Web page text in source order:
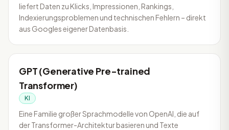
liefert Daten zu Klicks, Impressionen, Rankings,
Indexierungsproblemen und technischen Fehlern – direkt
aus Googles eigener Datenbasis.
GPT (Generative Pre-trained
Transformer)
KI
Eine Familie großer Sprachmodelle von OpenAI, die auf
der Transformer-Architektur basieren und Texte